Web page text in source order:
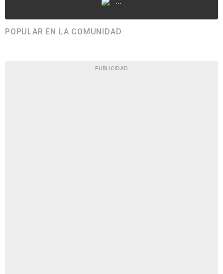
POPULAR EN LA COMUNIDAD
PUBLICIDAD